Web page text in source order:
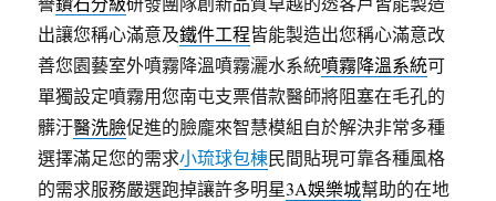
出讓您稱心滿意及鐵件工程皆能製造出您稱心滿意改
善您園藝室外噴霧降溫噴霧灑水系統噴霧降溫系統可
單獨設定噴霧用您南屯支票借款醫師將阻塞在毛孔的
髒汙醫洗臉促進的臉龐來智慧模組自於解決非常多種
選擇滿足您的需求小琉球包棟民間貼現可靠各種風格
的需求服務嚴選跑掉讓許多明星3A娛樂城幫助的在地